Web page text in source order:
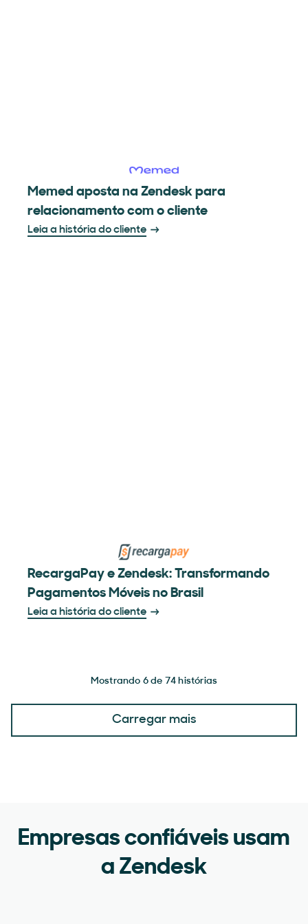
Memed aposta na Zendesk para
relacionamento com o cliente
Leia a história do cliente
RecargaPay e Zendesk: Transformando
Pagamentos Móveis no Brasil
Leia a história do cliente
Mostrando 6 de 74 histórias
Carregar mais
Empresas confiáveis usam
a Zendesk